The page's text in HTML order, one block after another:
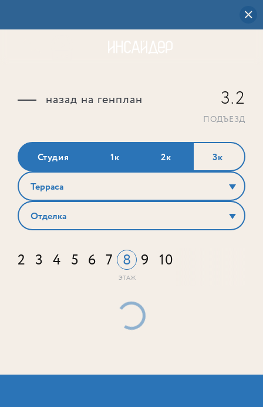
назад на генплан 3.2
ПОДЪЕЗД
Студия 1к 2к 3к
Терраса
Отделка
2 3 4 5 6 7 8 9 10